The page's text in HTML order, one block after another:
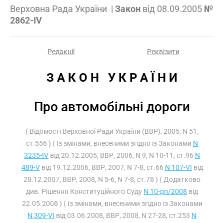
Верховна Рада України | Закон від 08.09.2005 №
2862-IV
Редакції Реквізити
З А К О Н   У К Р А Ї Н И
Про автомобільні дороги
( Відомості Верховної Ради України (ВВР), 2005, N 51,
ст.556 ) ( Із змінами, внесеними згідно із Законами N
3235-IV від 20.12.2005, ВВР, 2006, N 9, N 10-11, ст.96 N
489-Vвід 19.12.2006, ВВР, 2007, N 7-8, ст.66 N 107-VI від
28.12.2007, ВВР, 2008, N 5-6, N 7-8, ст.78 ) ( Додатково
див. Рішення Конституційного Суду N 10-рп/2008 від
22.05.2008 ) ( Із змінами, внесеними згідно із Законами
N 309-VI від 03.06.2008, ВВР, 2008, N 27-28, ст.253 N